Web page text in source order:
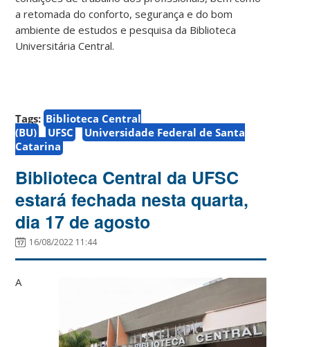
a retomada do conforto, segurança e do bom
ambiente de estudos e pesquisa da Biblioteca
Universitária Central.
Tags: Biblioteca Central
(BU)
UFSC
Universidade Federal de Santa
Catarina
Biblioteca Central da UFSC
estará fechada nesta quarta,
dia 17 de agosto
16/08/2022 11:44
A